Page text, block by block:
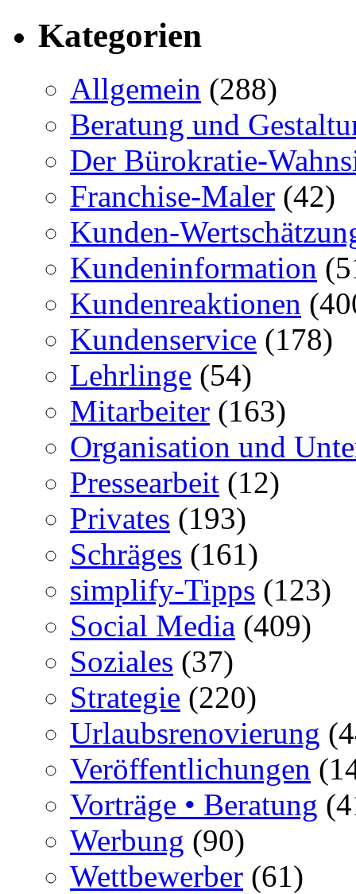
Kategorien
Allgemein (288)
Beratung und
Der Bürokratie-
Franchise-Maler (42)
Kunden-
Kundeninformation
Kundenreaktionen
Kundenservice (178)
Lehrlinge (54)
Mitarbeiter (163)
Organisation und
Pressearbeit (12)
Privates (193)
Schräges (161)
simplify-Tipps (123)
Social Media (409)
Soziales (37)
Strategie (220)
Urlaubsrenovierung
Veröffentlichungen
Vorträge • Beratung
Werbung (90)
Wettbewerber (61)